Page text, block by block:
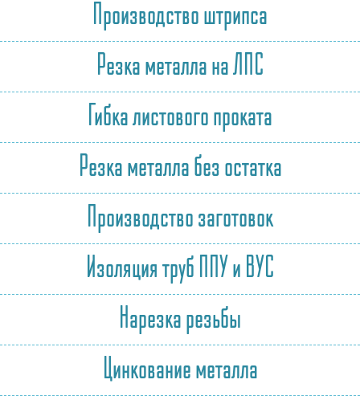
Производство штрипса
Резка металла на ЛПС
Гибка листового проката
Резка металла без остатка
Производство заготовок
Изоляция труб ППУ и ВУС
Нарезка резьбы
Цинкование металла